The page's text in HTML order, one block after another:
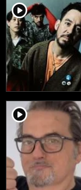
player2
player2